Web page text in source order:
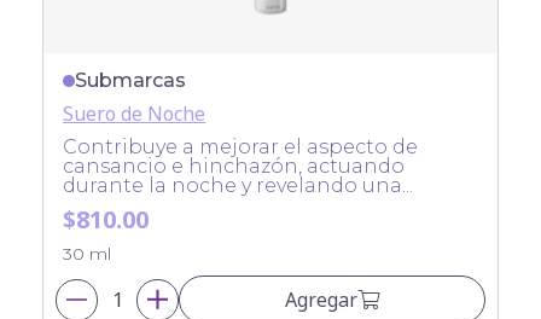
Submarcas
Suero de Noche
Contribuye a mejorar el aspecto de
cansancio e hinchazón, actuando
durante la noche y revelando una...
$810.00
30 ml
Agregar